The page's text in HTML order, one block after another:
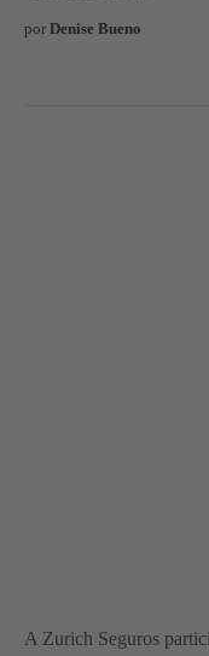
por Denise Bueno
A Zurich Seguros